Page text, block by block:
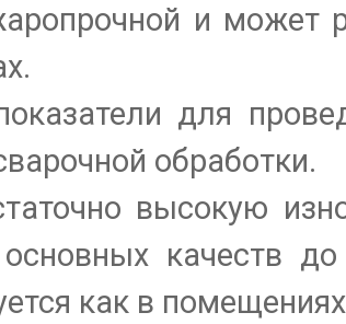
и может
для
обработки.
высокую
основных качеств
как в